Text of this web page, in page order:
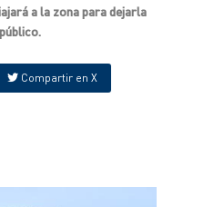
a la zona para dejarla
Compartir en X